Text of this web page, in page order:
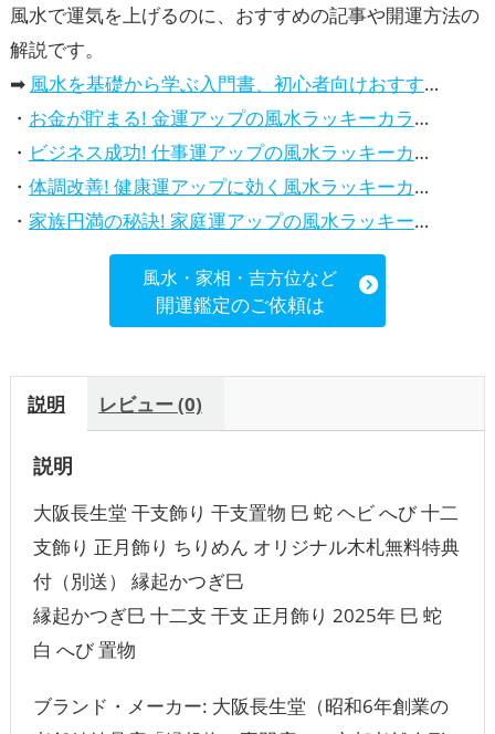
風水で運気を上げるのに、おすすめの記事や開運方法の
解説です。
➡ 風水を基礎から学ぶ入門書、初心者向けおすすめ本
・ お金が貯まる! 金運アップの風水ラッキーカラー5選、効果解説
・ ビジネス成功! 仕事運アップの風水ラッキーカラー5選、効果解説
・ 体調改善! 健康運アップに効く風水ラッキーカラー5選、効果と活用法を解説
・ 家族円満の秘訣! 家庭運アップの風水ラッキーカラー5選、効果解説
風水・家相・吉方位など
開運鑑定のご依頼は
説明 レビュー (0)
説明
大阪長生堂 干支飾り 干支置物 巳 蛇 ヘビ へび 十二
支飾り 正月飾り ちりめん オリジナル木札無料特典
付（別送） 縁起かつぎ巳
縁起かつぎ巳 十二支 干支 正月飾り 2025年 巳 蛇
白 へび 置物
ブランド・メーカー: ‎‎大阪長生堂（昭和6年創業の